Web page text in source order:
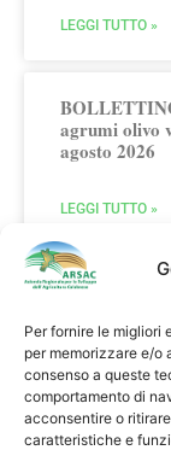
Per fornire le migliori
per memorizzare e/o
consenso a queste
comportamento di
acconsentire o
caratteristiche e
LEGGI TUTTO »
agrumi olivo
agosto 2026
LEGGI TUTTO »